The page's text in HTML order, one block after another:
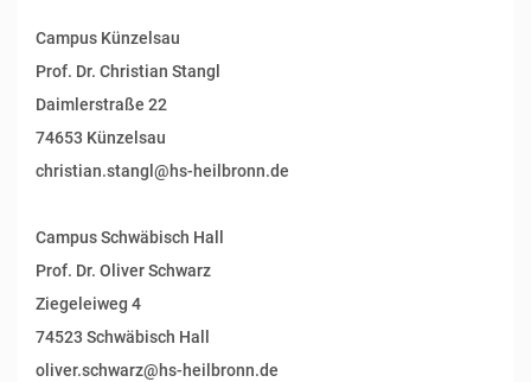
Campus Künzelsau
Prof. Dr. Christian Stangl
Daimlerstraße 22
74653 Künzelsau
christian.stangl@hs-heilbronn.de
Campus Schwäbisch Hall
Prof. Dr. Oliver Schwarz
Ziegeleiweg 4
74523 Schwäbisch Hall
oliver.schwarz@hs-heilbronn.de